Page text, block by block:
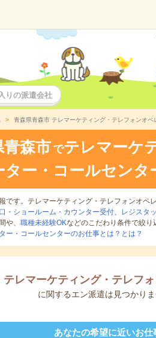
りの派遣会社
青森県青森市 テレマーケティング・テレフォンオ
森市 でテレマーケ
ター・コールセンタ
です。テレマーケティング・テレフォンオペ
・ショールーム・カウンター受付、 レジスタ
や、 職種未経験OKなどのこだわり条件で絞り
ー・コールセンターのお仕事とは？とは？
テレマーケティング・テレフ
に関するエン派遣は見つかりま
あなたの希望に近いお仕